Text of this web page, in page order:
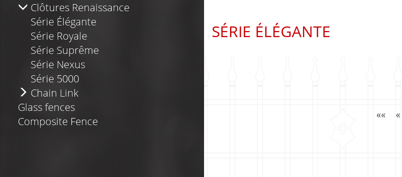
Clôtures Renaissance
Série Élégante
Série Royale
Série Suprême
Série Nexus
Série 5000
Chain Link
Residential Fence
Industrial Fence
Plastic Products
Temporary Fence
Glass fences
Composite Fence
SÉRIE ÉLÉGANTE
«« «